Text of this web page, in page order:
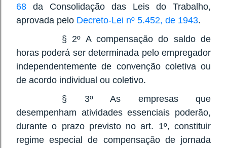
68 da Consolidação das Leis do Trabalho,
aprovada pelo Decreto-Lei nº 5.452, de 1943.
§ 2º A compensação do saldo de
horas poderá ser determinada pelo empregador
independentemente de convenção coletiva ou
de acordo individual ou coletivo.
§ 3º As empresas que
desempenham atividades essenciais poderão,
durante o prazo previsto no art. 1º, constituir
regime especial de compensação de jornada